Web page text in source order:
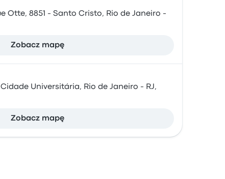
Otte, 8851 - Santo Cristo, Rio de Janeiro -
Zobacz mapę
Universitária, Rio de Janeiro - RJ,
Zobacz mapę